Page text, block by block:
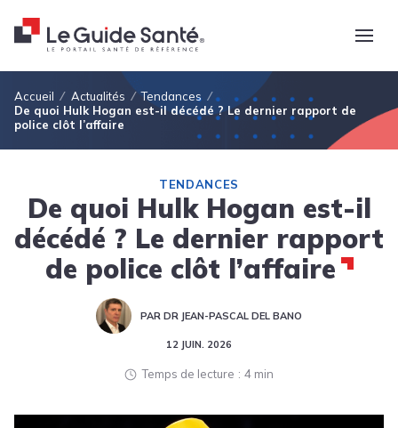
Fil d'Ariane
Accueil Actualités
Tendances
De quoi Hulk Hogan est-il décédé ? Le dernier rapport de
police clôt l’affaire
TENDANCES
De quoi Hulk Hogan est-il
décédé ? Le dernier rapport
de police clôt l’affaire
PAR DR JEAN-PASCAL DEL BANO
12 JUIN. 2026
Temps de lecture 4 min